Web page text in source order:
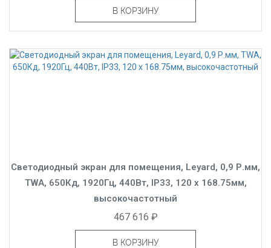
В КОРЗИНУ
Светодиодный экран для помещения, Leyard, 0,9 Р.мм,
TWA, 650Кд, 1920Гц, 440Вт, IP33, 120 x 168.75мм,
высокочастотный
467 616 ₽
В КОРЗИНУ